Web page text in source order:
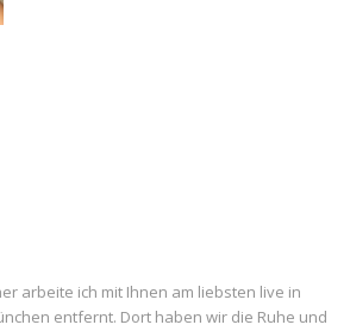
arbeite ich mit Ihnen am liebsten live in
entfernt. Dort haben wir die Ruhe und